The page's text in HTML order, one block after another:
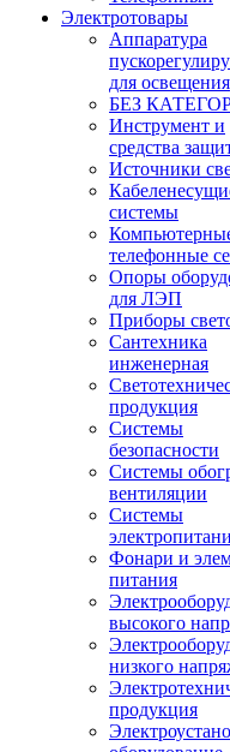
Электротовары
Аппаратура
для освещения
БЕЗ
Инструмент и
средства
Источники
системы
телефонные
Опоры
для ЛЭП
Приборы
Сантехника
инженерная
продукция
Системы
безопасности
Системы
вентиляции
Системы
Фонари и
питания
высокого
низкого
продукция